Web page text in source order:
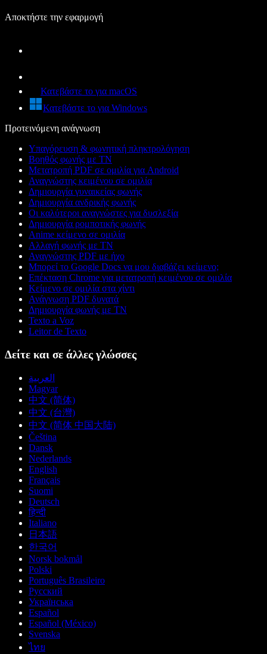
Αποκτήστε την εφαρμογή
Κατεβάστε το για macOS
Κατεβάστε το για Windows
Προτεινόμενη ανάγνωση
Υπαγόρευση & φωνητική πληκτρολόγηση
Βοηθός φωνής με ΤΝ
Μετατροπή PDF σε ομιλία για Android
Αναγνώστης κειμένου σε ομιλία
Δημιουργία γυναικείας φωνής
Δημιουργία ανδρικής φωνής
Οι καλύτεροι αναγνώστες για δυσλεξία
Δημιουργία ρομποτικής φωνής
Anime κείμενο σε ομιλία
Αλλαγή φωνής με ΤΝ
Αναγνώστης PDF με ήχο
Μπορεί το Google Docs να μου διαβάζει κείμενο;
Επέκταση Chrome για μετατροπή κειμένου σε ομιλία
Κείμενο σε ομιλία στα χίντι
Ανάγνωση PDF δυνατά
Δημιουργία φωνής με ΤΝ
Texto a Voz
Leitor de Texto
Δείτε και σε άλλες γλώσσες
العربية
Magyar
中文 (简体)
中文 (台灣)
中文 (简体 中国大陆)
Čeština
Dansk
Nederlands
English
Français
Suomi
Deutsch
हिन्दी
Italiano
日本語
한국어
Norsk bokmål
Polski
Português Brasileiro
Русский
Українська
Español
Español (México)
Svenska
ไทย